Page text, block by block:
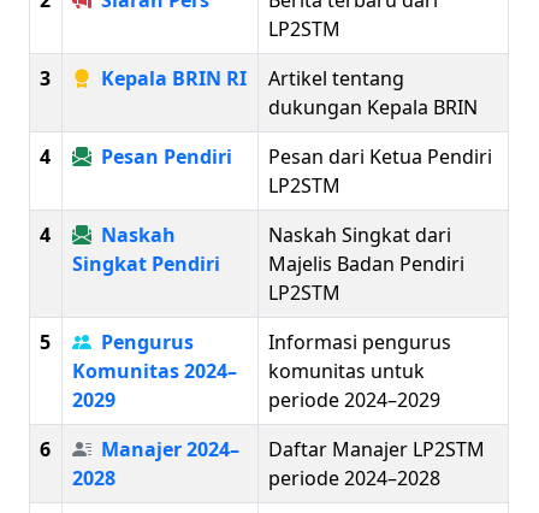
LP2STM
3
Kepala BRIN RI
Artikel tentang
dukungan Kepala BRIN
4
Pesan Pendiri
Pesan dari Ketua Pendiri
LP2STM
4
Naskah
Singkat Pendiri
Naskah Singkat dari
Majelis Badan Pendiri
LP2STM
5
Pengurus
Komunitas 2024–
2029
Informasi pengurus
komunitas untuk
periode 2024–2029
6
Manajer 2024–
2028
Daftar Manajer LP2STM
periode 2024–2028